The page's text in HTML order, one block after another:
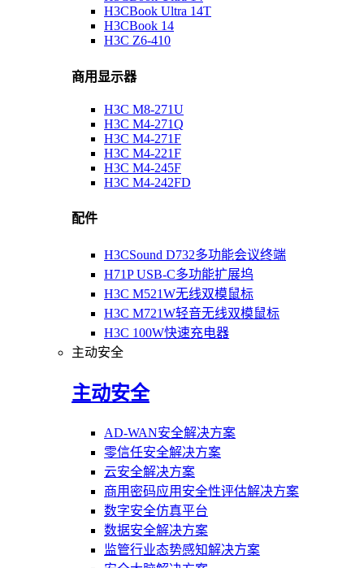
H3CBook Ultra 14T
H3CBook 14
H3C Z6-410
商用显示器
H3C M8-271U
H3C M4-271Q
H3C M4-271F
H3C M4-221F
H3C M4-245F
H3C M4-242FD
配件
H3CSound D732多功能会议终端
H71P USB-C多功能扩展坞
H3C M521W无线双模鼠标
H3C M721W轻音无线双模鼠标
H3C 100W快速充电器
主动安全
主动安全
AD-WAN安全解决方案
零信任安全解决方案
云安全解决方案
商用密码应用安全性评估解决方案
数字安全仿真平台
数据安全解决方案
监管行业态势感知解决方案